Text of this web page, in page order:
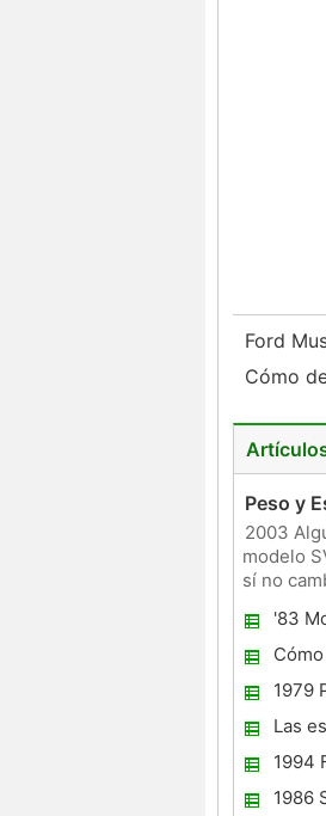
Ford
Cómo
Peso y
2003
modelo
sí no
'83
Viper
1979
Las
2010
1994
1986